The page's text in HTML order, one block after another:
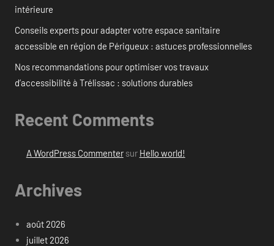
intérieure
Conseils experts pour adapter votre espace sanitaire
accessible en région de Périgueux : astuces professionnelles
Nos recommandations pour optimiser vos travaux
d’accessibilité à Trélissac : solutions durables
Recent Comments
A WordPress Commentersur Hello world!
Archives
août 2026
juillet 2026